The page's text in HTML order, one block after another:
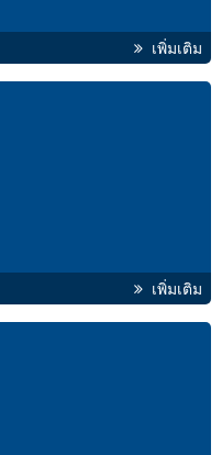
เพิ่มเติม
เพิ่มเติม